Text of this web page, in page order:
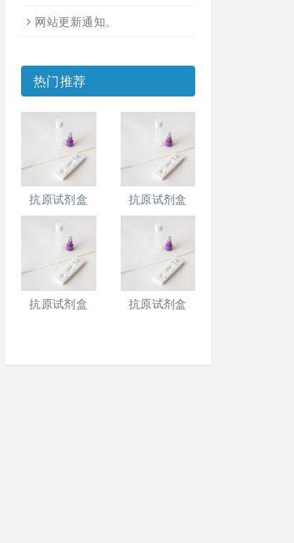
网站更新通知。
热门推荐
抗原试剂盒 抗原试剂盒
抗原试剂盒 抗原试剂盒